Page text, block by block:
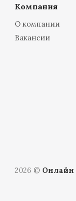
Компания
О компании
Вакансии
2026 © Онлайн